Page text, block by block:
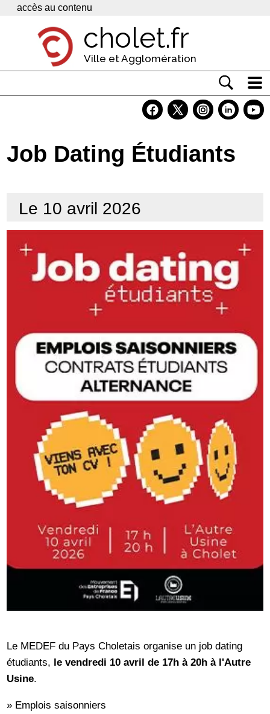
Panneau de gestion des cookies
accès au contenu
cholet.fr
Ville et Agglomération
Economie
Contacts
Job Dating Étudiants
Le 10 avril 2026
Le MEDEF du Pays Choletais organise un job dating
étudiants, le vendredi 10 avril de 17h à 20h à l'Autre
Usine.
» Emplois saisonniers